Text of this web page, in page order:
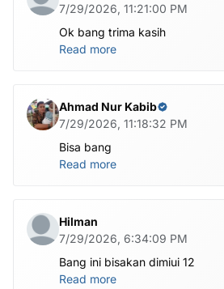
7/29/2026, 11:21:00 PM
Ok bang trima kasih
Read more
Ahmad Nur Kabib
7/29/2026, 11:18:32 PM
Bisa bang
Read more
Hilman
7/29/2026, 6:34:09 PM
Bang ini bisakan dimiui 12
Read more